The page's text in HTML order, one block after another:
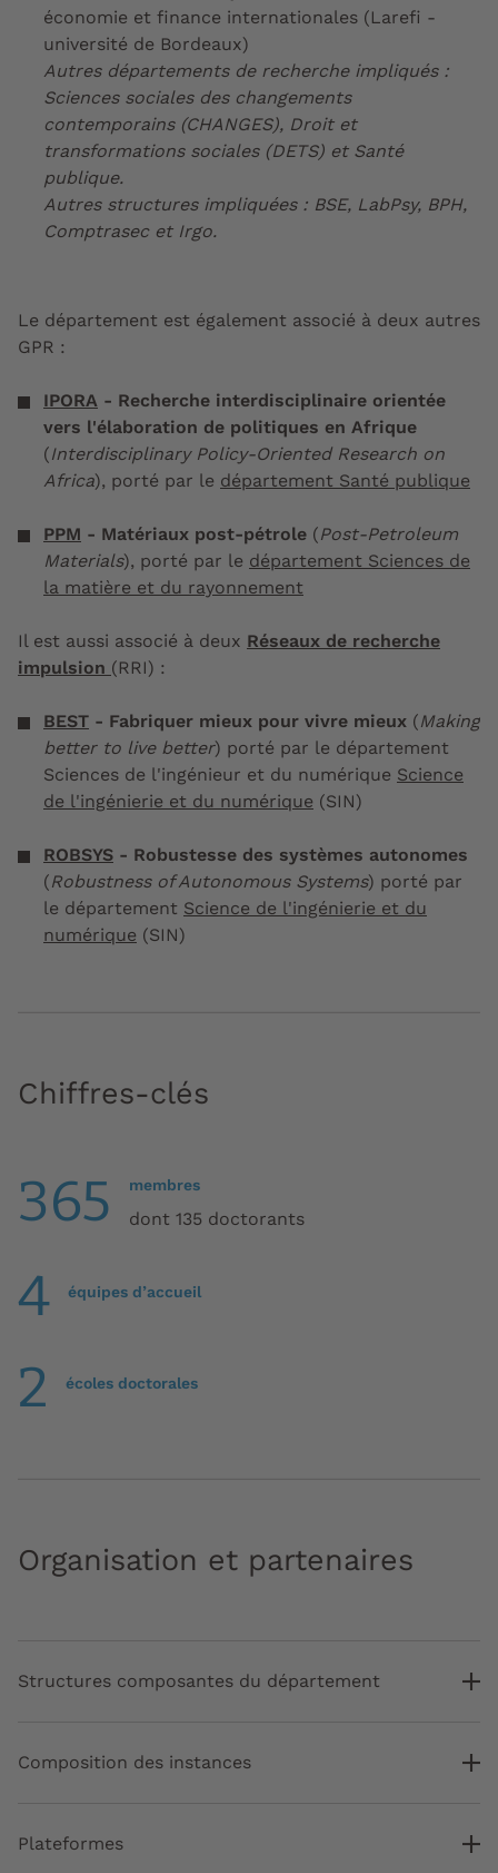
économie et finance internationales (Larefi -
université de Bordeaux)
Autres départements de recherche impliqués :
Sciences sociales des changements
contemporains (CHANGES), Droit et
transformations sociales (DETS) et Santé
publique.
Autres structures impliquées : BSE, LabPsy, BPH,
Comptrasec et Irgo.
Le département est également associé à deux autres
GPR :
IPORA - Recherche interdisciplinaire orientée
vers l'élaboration de politiques en Afrique
(Interdisciplinary Policy-Oriented Research on
Africa), porté par le département Santé publique
PPM - Matériaux post-pétrole (Post-Petroleum
Materials), porté par le département Sciences de
la matière et du rayonnement
Il est aussi associé à deux Réseaux de recherche
impulsion (RRI) :
BEST - Fabriquer mieux pour vivre mieux (Making
better to live better) porté par le département
Sciences de l'ingénieur et du numérique Science
de l'ingénierie et du numérique (SIN)
ROBSYS - Robustesse des systèmes autonomes
(Robustness of Autonomous Systems) porté par
le département Science de l'ingénierie et du
numérique (SIN)
Chiffres-clés
365 membres
dont 135 doctorants
4 équipes d’accueil
2 écoles doctorales
Organisation et partenaires
Structures composantes du département
Composition des instances
Plateformes